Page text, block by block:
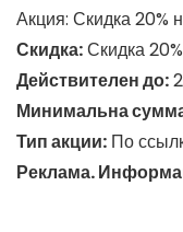
Акция: Скидка 20%
Скидка:Скидка
Действителен до:
Минимальна
Тип акции: По
Реклама.